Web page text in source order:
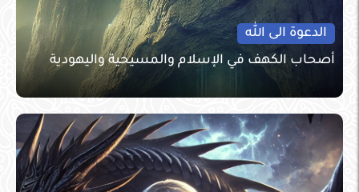
الدعوة الى الله
أصحاب الكهف في الإسلام والمسيحية واليهودية